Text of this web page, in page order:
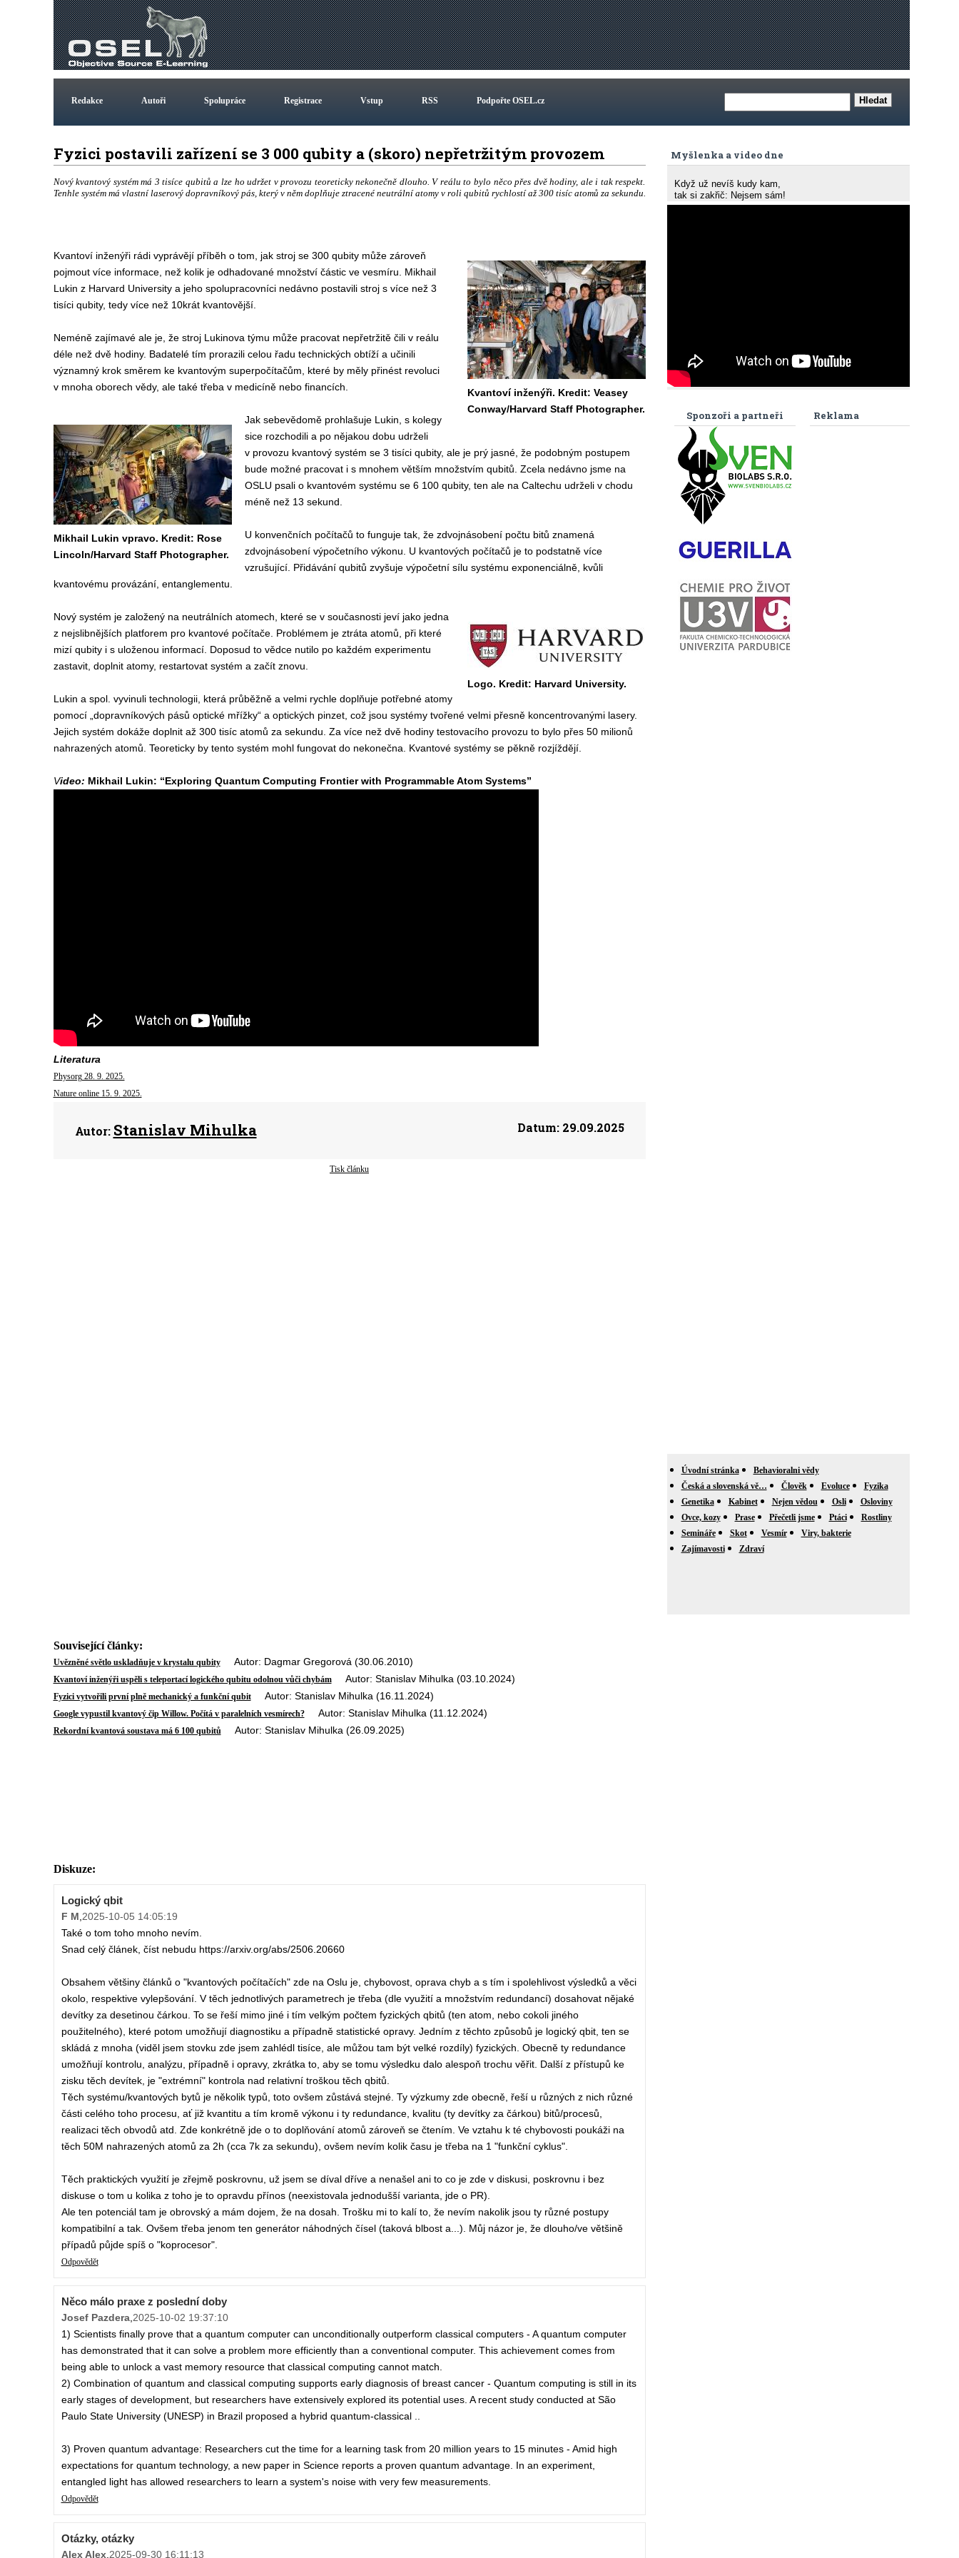
Redakce Autoři Spolupráce Registrace Vstup RSS Podpořte OSEL.cz
Fyzici postavili zařízení se 3 000 qubity a (skoro) nepřetržitým provozem
Nový kvantový systém má 3 tisíce qubitů a lze ho udržet v provozu teoreticky nekonečně dlouho. V reálu to bylo něco přes dvě hodiny, ale i tak respekt.
Tenhle systém má vlastní laserový dopravníkový pás, který v něm doplňuje ztracené neutrální atomy v roli qubitů rychlostí až 300 tisíc atomů za sekundu.
Kvantoví inženýři. Kredit: Veasey
Conway/Harvard Staff Photographer.
Kvantoví inženýři rádi vyprávějí příběh o tom, jak stroj se 300 qubity může zároveň
pojmout více informace, než kolik je odhadované množství částic ve vesmíru. Mikhail
Lukin z Harvard University a jeho spolupracovníci nedávno postavili stroj s více než 3
tisíci qubity, tedy více než 10krát kvantovější.
Neméně zajímavé ale je, že stroj Lukinova týmu může pracovat nepřetržitě čili v reálu
déle než dvě hodiny. Badatelé tím prorazili celou řadu technických obtíží a učinili
významný krok směrem ke kvantovým superpočítačům, které by měly přinést revoluci
v mnoha oborech vědy, ale také třeba v medicíně nebo financích.
Mikhail Lukin vpravo. Kredit: Rose
Lincoln/Harvard Staff Photographer.
Jak sebevědomě prohlašuje Lukin, s kolegy
sice rozchodili a po nějakou dobu udrželi
v provozu kvantový systém se 3 tisíci qubity, ale je prý jasné, že podobným postupem
bude možné pracovat i s mnohem větším množstvím qubitů. Zcela nedávno jsme na
OSLU psali o kvantovém systému se 6 100 qubity, ten ale na Caltechu udrželi v chodu
méně než 13 sekund.
U konvenčních počítačů to funguje tak, že zdvojnásobení počtu bitů znamená
zdvojnásobení výpočetního výkonu. U kvantových počítačů je to podstatně více
vzrušující. Přidávání qubitů zvyšuje výpočetní sílu systému exponenciálně, kvůli
kvantovému provázání, entanglementu.
Logo. Kredit: Harvard University.
Nový systém je založený na neutrálních atomech, které se v současnosti jeví jako jedna
z nejslibnějších platforem pro kvantové počítače. Problémem je ztráta atomů, při které
mizí qubity i s uloženou informací. Doposud to vědce nutilo po každém experimentu
zastavit, doplnit atomy, restartovat systém a začít znovu.
Lukin a spol. vyvinuli technologii, která průběžně a velmi rychle doplňuje potřebné atomy
pomocí „dopravníkových pásů optické mřížky“ a optických pinzet, což jsou systémy tvořené velmi přesně koncentrovanými lasery.
Jejich systém dokáže doplnit až 300 tisíc atomů za sekundu. Za více než dvě hodiny testovacího provozu to bylo přes 50 milionů
nahrazených atomů. Teoreticky by tento systém mohl fungovat do nekonečna. Kvantové systémy se pěkně rozjíždějí.
Video: Mikhail Lukin: “Exploring Quantum Computing Frontier with Programmable Atom Systems”
Literatura
Physorg 28. 9. 2025.
Nature online 15. 9. 2025.
Autor: Stanislav Mihulka Datum:29.09.2025
Tisk článku
Související články:
Uvězněné světlo uskladňuje v krystalu qubityAutor: Dagmar Gregorová (30.06.2010)
Kvantoví inženýři uspěli s teleportací logického qubitu odolnou vůči chybámAutor: Stanislav Mihulka (03.10.2024)
Fyzici vytvořili první plně mechanický a funkční qubitAutor: Stanislav Mihulka (16.11.2024)
Google vypustil kvantový čip Willow. Počítá v paralelních vesmírech?Autor: Stanislav Mihulka (11.12.2024)
Rekordní kvantová soustava má 6 100 qubitů Autor: Stanislav Mihulka (26.09.2025)
Diskuze:
Logický qbit
F M,2025-10-05 14:05:19
Také o tom toho mnoho nevím.
Snad celý článek, číst nebudu https://arxiv.org/abs/2506.20660
Obsahem většiny článků o "kvantových počítačích" zde na Oslu je, chybovost, oprava chyb a s tím i spolehlivost výsledků a věci
okolo, respektive vylepšování. V těch jednotlivých parametrech je třeba (dle využití a množstvím redundancí) dosahovat nějaké
devítky za desetinou čárkou. To se řeší mimo jiné i tím velkým počtem fyzických qbitů (ten atom, nebo cokoli jiného
použitelného), které potom umožňují diagnostiku a případně statistické opravy. Jedním z těchto způsobů je logický qbit, ten se
skládá z mnoha (viděl jsem stovku zde jsem zahlédl tisíce, ale můžou tam být velké rozdíly) fyzických. Obecně ty redundance
umožňují kontrolu, analýzu, případně i opravy, zkrátka to, aby se tomu výsledku dalo alespoň trochu věřit. Další z přístupů ke
zisku těch devítek, je "extrémní" kontrola nad relativní troškou těch qbitů.
Těch systému/kvantových bytů je několik typů, toto ovšem zůstává stejné. Ty výzkumy zde obecně, řeší u různých z nich různé
části celého toho procesu, ať již kvantitu a tím kromě výkonu i ty redundance, kvalitu (ty devítky za čárkou) bitů/procesů,
realizaci těch obvodů atd. Zde konkrétně jde o to doplňování atomů zároveň se čtením. Ve vztahu k té chybovosti poukáži na
těch 50M nahrazených atomů za 2h (cca 7k za sekundu), ovšem nevím kolik času je třeba na 1 "funkční cyklus".
Těch praktických využití je zřejmě poskrovnu, už jsem se díval dříve a nenašel ani to co je zde v diskusi, poskrovnu i bez
diskuse o tom u kolika z toho je to opravdu přínos (neexistovala jednodušší varianta, jde o PR).
Ale ten potenciál tam je obrovský a mám dojem, že na dosah. Trošku mi to kalí to, že nevím nakolik jsou ty různé postupy
kompatibilní a tak. Ovšem třeba jenom ten generátor náhodných čísel (taková blbost a...). Můj názor je, že dlouho/ve většině
případů půjde spíš o "koprocesor".
Odpovědět
Něco málo praxe z poslední doby
Josef Pazdera,2025-10-02 19:37:10
1) Scientists finally prove that a quantum computer can unconditionally outperform classical computers - A quantum computer
has demonstrated that it can solve a problem more efficiently than a conventional computer. This achievement comes from
being able to unlock a vast memory resource that classical computing cannot match.
2) Combination of quantum and classical computing supports early diagnosis of breast cancer - Quantum computing is still in its
early stages of development, but researchers have extensively explored its potential uses. A recent study conducted at São
Paulo State University (UNESP) in Brazil proposed a hybrid quantum-classical ..
3) Proven quantum advantage: Researchers cut the time for a learning task from 20 million years to 15 minutes - Amid high
expectations for quantum technology, a new paper in Science reports a proven quantum advantage. In an experiment,
entangled light has allowed researchers to learn a system's noise with very few measurements.
Odpovědět
Otázky, otázky
Alex Alex,2025-09-30 16:11:13
Myšlenka a video dne
Když už nevíš kudy kam,
tak si zakřič: Nejsem sám!
Reklama
Sponzoři a partneři
Úvodní stránka
Behavioralni vědy
Česká a slovenská vě…
Člověk Evoluce
Fyzika
Genetika
Kabinet Nejen vědou Osli
Osloviny
Ovce, kozy
Prase Přečetli jsme Ptáci
Rostliny
Semináře
Skot Vesmír
Viry, bakterie
Zajímavosti
Zdraví